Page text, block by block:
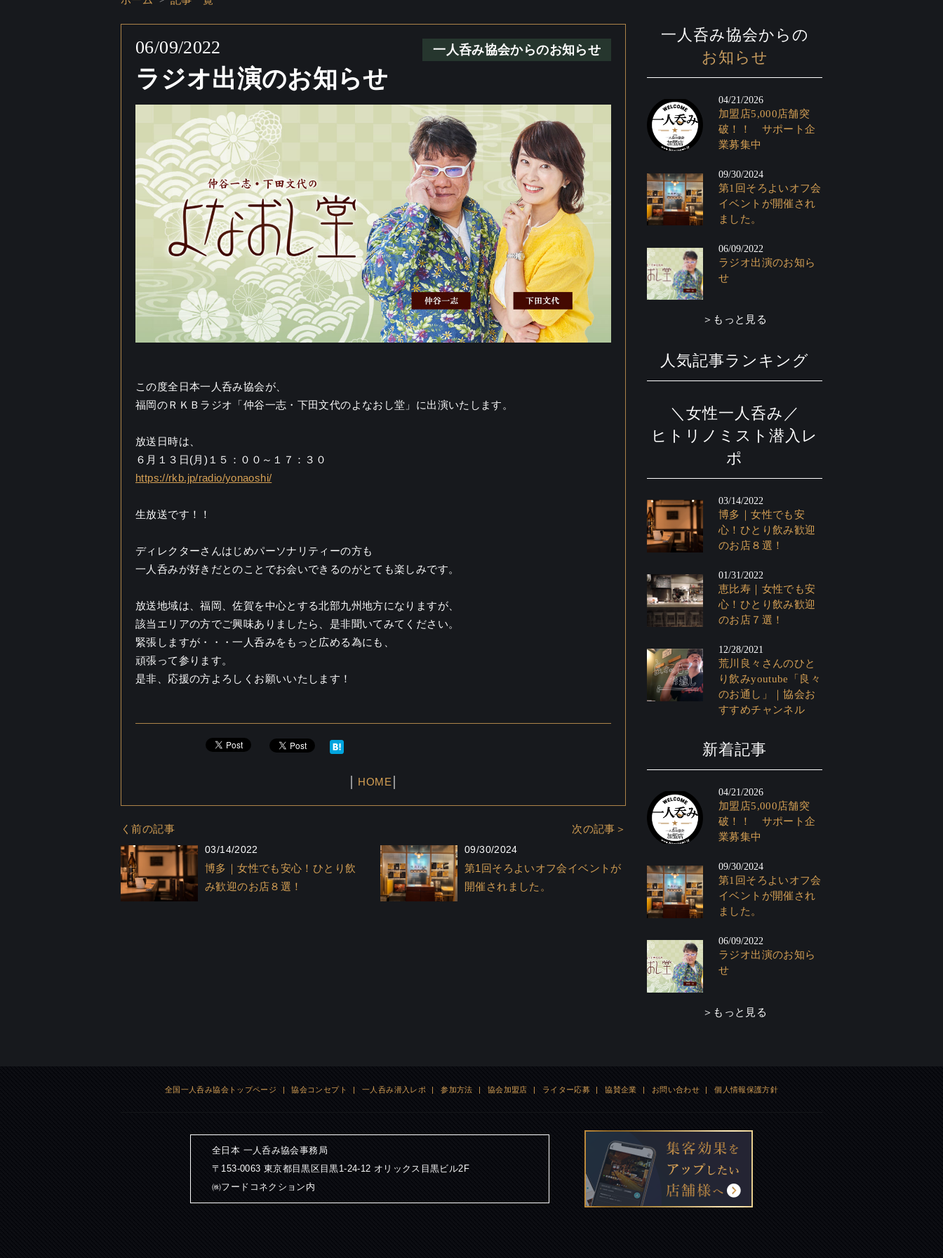
06/09/2022 一人呑み協会からのお知らせ
ラジオ出演のお知らせ
この度全日本一人呑み協会が、
福岡のＲＫＢラジオ「仲谷一志・下田文代のよなおし堂」に出演いたします。
放送日時は、
６月１３日(月) １５：００～１７：３０
https://rkb.jp/radio/yonaoshi/
生放送です！！
ディレクターさんはじめパーソナリティーの方も
一人呑みが好きだとのことでお会いできるのがとても楽しみです。
放送地域は、福岡、佐賀を中心とする北部九州地方になりますが、
該当エリアの方でご興味ありましたら、是非聞いてみてください。
緊張しますが・・・一人呑みをもっと広める為にも、
頑張って参ります。
是非、応援の方よろしくお願いいたします！
HOME
く前の記事
03/14/2022
博多｜女性でも安心！ひとり飲
み歓迎のお店８選！
次の記事＞
09/30/2024
第1回そろよいオフ会イベントが
開催されました。
一人呑み協会からの
お知らせ
04/21/2026
加盟店5,000店舗突
破！！ サポート企
業募集中
09/30/2024
第1回そろよいオフ会
イベントが開催され
ました。
06/09/2022
ラジオ出演のお知ら
せ
＞もっと見る
人気記事ランキング
＼女性一人呑み／
ヒトリノミスト潜入レ
ポ
03/14/2022
博多｜女性でも安
心！ひとり飲み歓迎
のお店８選！
01/31/2022
恵比寿｜女性でも安
心！ひとり飲み歓迎
のお店７選！
12/28/2021
荒川良々さんのひと
り飲みyoutube「良々
のお通し」｜協会お
すすめチャンネル
新着記事
04/21/2026
加盟店5,000店舗突
破！！ サポート企
業募集中
09/30/2024
第1回そろよいオフ会
イベントが開催され
ました。
06/09/2022
ラジオ出演のお知ら
せ
＞もっと見る
全国一人呑み協会トップページ | 協会コンセプト | 一人呑み潜入レポ | 参加方法 | 協会加盟店 | ライター応募 | 協賛企業 | お問い合わせ | 個人情報保護方針
全日本 一人呑み協会事務局
〒153-0063 東京都目黒区目黒1-24-12 オリックス目黒ビル2F
㈱フードコネクション内